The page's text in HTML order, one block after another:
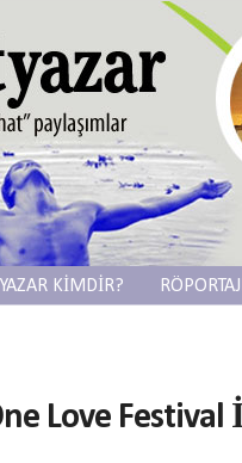
YAZAR KİMDİR?
Love